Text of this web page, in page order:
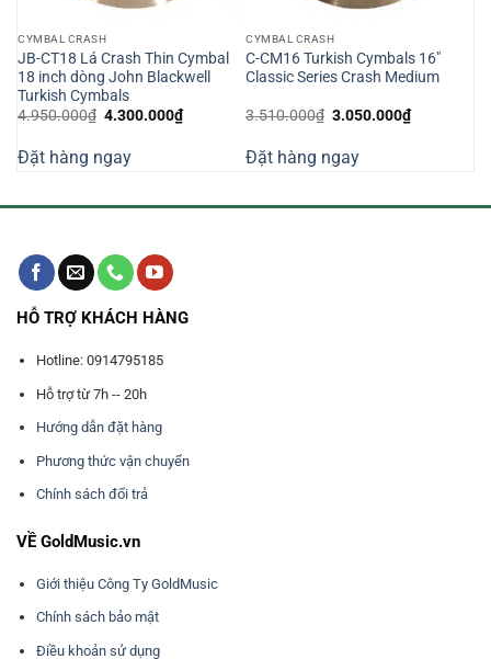
CYMBAL CRASH
JB-CT18 Lá Crash Thin Cymbal
18 inch dòng John Blackwell
Turkish Cymbals
4.950.000₫ Giá
4.950.000₫.
4.300.000₫Giá
hiện
4.300.000₫.
Đặt hàng ngay
CYMBAL CRASH
C-CM16 Turkish Cymbals 16″
Classic Series Crash Medium
3.510.000₫ Giá
3.510.000₫.
3.050.000₫Giá
hiện
Đặt hàng ngay
HỖ TRỢ KHÁCH HÀNG
Hotline: 0914795185
Hỗ trợ từ 7h -- 20h
Hướng dẫn đặt hàng
Phương thức vận chuyển
Chính sách đổi trả
VỀ GoldMusic.vn
Giới thiệu Công Ty GoldMusic
Chính sách bảo mật
Điều khoản sử dụng